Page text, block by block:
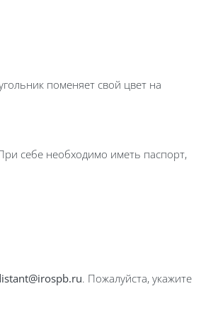
поменяет свой цвет на
себе необходимо иметь паспорт,
. Пожалуйста, укажите